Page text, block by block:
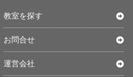
教室を探す
お問合せ
運営会社